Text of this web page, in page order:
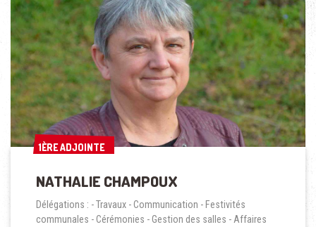
1ÈRE ADJOINTE
1ÈRE ADJOINTE
NATHALIE CHAMPOUX
Délégations : - Travaux - Communication - Festivités
communales - Cérémonies - Gestion des salles - Affaires